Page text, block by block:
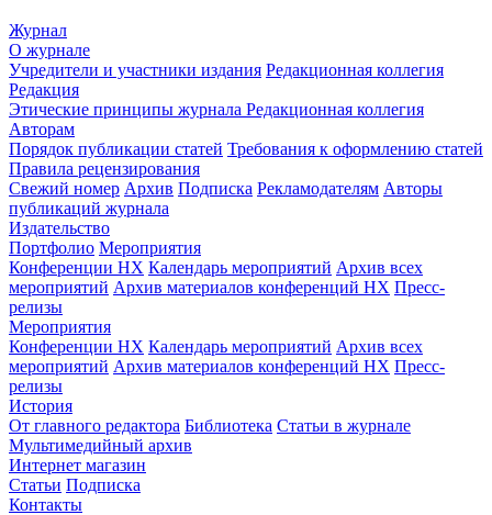
Журнал
О журнале
Учредители и участники издания Редакционная коллегия
Редакция
Этические принципы журнала Редакционная коллегия
Авторам
Порядок публикации статей Требования к оформлению статей
Правила рецензирования
Свежий номер Архив Подписка Рекламодателям Авторы
публикаций журнала
Издательство
Портфолио Мероприятия
Конференции НХ Календарь мероприятий Архив всех
мероприятий Архив материалов конференций НХ Пресс-
релизы
Мероприятия
Конференции НХ Календарь мероприятий Архив всех
мероприятий Архив материалов конференций НХ Пресс-
релизы
История
От главного редактора Библиотека Статьи в журнале
Мультимедийный архив
Интернет магазин
Статьи Подписка
Контакты